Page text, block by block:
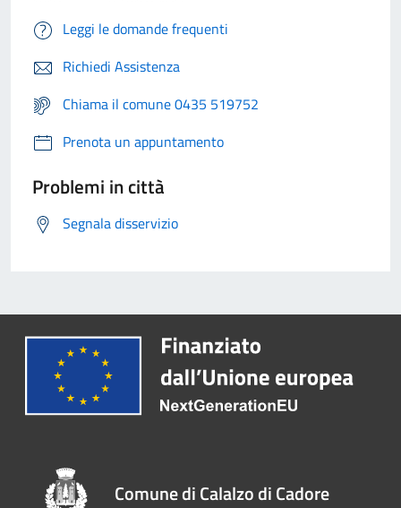
Leggi le domande frequenti
Richiedi Assistenza
Chiama il comune 0435 519752
Prenota un appuntamento
Problemi in città
Segnala disservizio
Comune di Calalzo di Cadore